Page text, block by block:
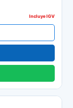
Incluye IGV